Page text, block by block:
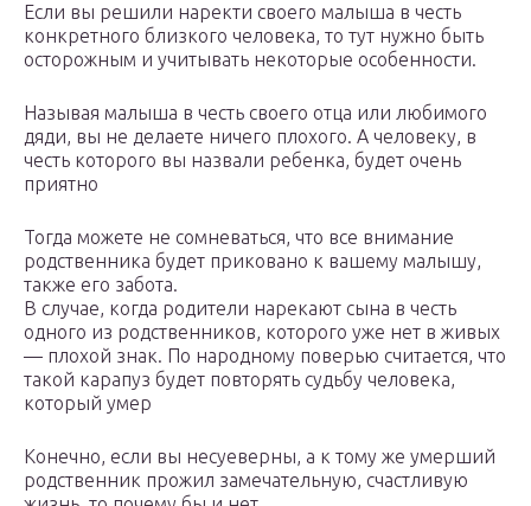
Если вы решили наректи своего малыша в честь
конкретного близкого человека, то тут нужно быть
осторожным и учитывать некоторые особенности.
Называя малыша в честь своего отца или любимого
дяди, вы не делаете ничего плохого. А человеку, в
честь которого вы назвали ребенка, будет очень
приятно
Тогда можете не сомневаться, что все внимание
родственника будет приковано к вашему малышу,
также его забота.
В случае, когда родители нарекают сына в честь
одного из родственников, которого уже нет в живых
— плохой знак. По народному поверью считается, что
такой карапуз будет повторять судьбу человека,
который умер
Конечно, если вы несуеверны, а к тому же умерший
родственник прожил замечательную, счастливую